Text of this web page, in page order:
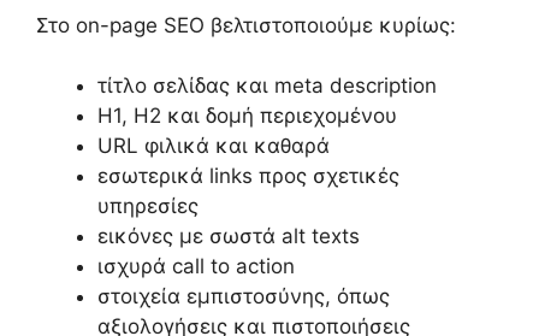
Στο on-page SEO βελτιστοποιούμε κυρίως:
τίτλο σελίδας και meta description
H1, H2 και δομή περιεχομένου
URL φιλικά και καθαρά
εσωτερικά links προς σχετικές
υπηρεσίες
εικόνες με σωστά alt texts
ισχυρά call to action
στοιχεία εμπιστοσύνης, όπως
αξιολογήσεις και πιστοποιήσεις